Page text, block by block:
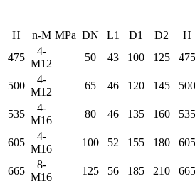
H n-M MPa DN L1 D1 D2
H
475
4-
M12
50 43 100 125 475
500
4-
M12
65 46 120 145 500
535
4-
M16
80 46 135 160 535
605
4-
M16
100 52 155 180 605
665
8-
M16
125 56 185 210 665